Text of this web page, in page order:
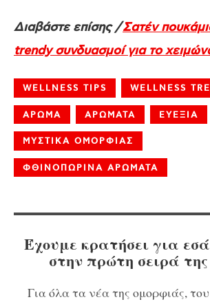
Διαβάστε επίσης /Σατέν
trendy συνδυασμοί για το
WELLNESS TIPS WELLNESS
ΑΡΩΜΑ ΑΡΩΜΑΤΑ ΕΥΕΞΙΑ
ΜΥΣΤΙΚΑ ΟΜΟΡΦΙΑΣ
ΦΘΙΝΟΠΩΡΙΝΑ ΑΡΩΜΑΤΑ
Έχουμε κρατήσει για
στην πρώτη σειρά
Για όλα τα νέα της ομορφιάς,